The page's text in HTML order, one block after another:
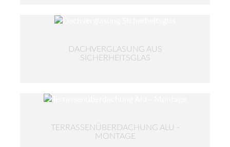
DACHVERGLASUNG AUS
SICHERHEITSGLAS
TERRASSENÜBERDACHUNG ALU -
MONTAGE